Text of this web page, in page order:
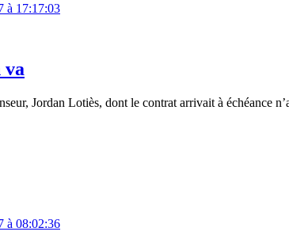
à 17:17:03
va
Jordan Lotiès, dont le contrat arrivait à échéance
à 08:02:36